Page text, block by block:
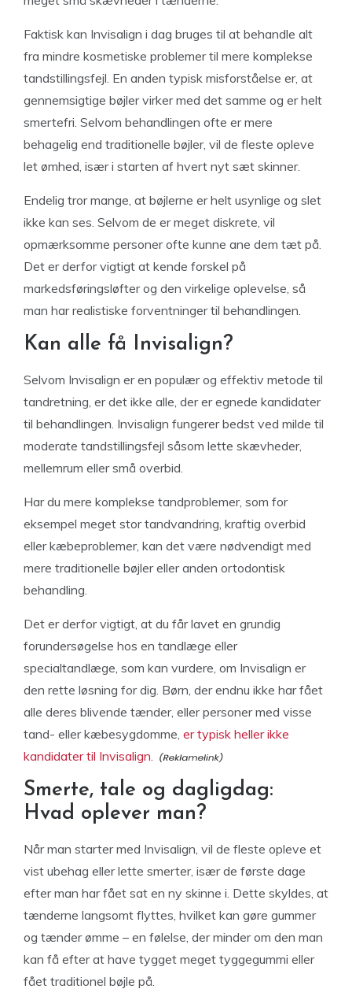
Faktisk kan Invisalign i dag bruges til at behandle alt
fra mindre kosmetiske problemer til mere komplekse
tandstillingsfejl. En anden typisk misforståelse er, at
gennemsigtige bøjler virker med det samme og er helt
smertefri. Selvom behandlingen ofte er mere
behagelig end traditionelle bøjler, vil de fleste opleve
let ømhed, især i starten af hvert nyt sæt skinner.
Endelig tror mange, at bøjlerne er helt usynlige og slet
ikke kan ses. Selvom de er meget diskrete, vil
opmærksomme personer ofte kunne ane dem tæt på.
Det er derfor vigtigt at kende forskel på
markedsføringsløfter og den virkelige oplevelse, så
man har realistiske forventninger til behandlingen.
Kan alle få Invisalign?
Selvom Invisalign er en populær og effektiv metode til
tandretning, er det ikke alle, der er egnede kandidater
til behandlingen. Invisalign fungerer bedst ved milde til
moderate tandstillingsfejl såsom lette skævheder,
mellemrum eller små overbid.
Har du mere komplekse tandproblemer, som for
eksempel meget stor tandvandring, kraftig overbid
eller kæbeproblemer, kan det være nødvendigt med
mere traditionelle bøjler eller anden ortodontisk
behandling.
Det er derfor vigtigt, at du får lavet en grundig
forundersøgelse hos en tandlæge eller
specialtandlæge, som kan vurdere, om Invisalign er
den rette løsning for dig. Børn, der endnu ikke har fået
alle deres blivende tænder, eller personer med visse
tand- eller kæbesygdomme, er typisk heller ikke
kandidater til Invisalign.
Smerte, tale og dagligdag:
Hvad oplever man?
Når man starter med Invisalign, vil de fleste opleve et
vist ubehag eller lette smerter, især de første dage
efter man har fået sat en ny skinne i. Dette skyldes, at
tænderne langsomt flyttes, hvilket kan gøre gummer
og tænder ømme – en følelse, der minder om den man
kan få efter at have tygget meget tyggegummi eller
fået traditionel bøjle på.